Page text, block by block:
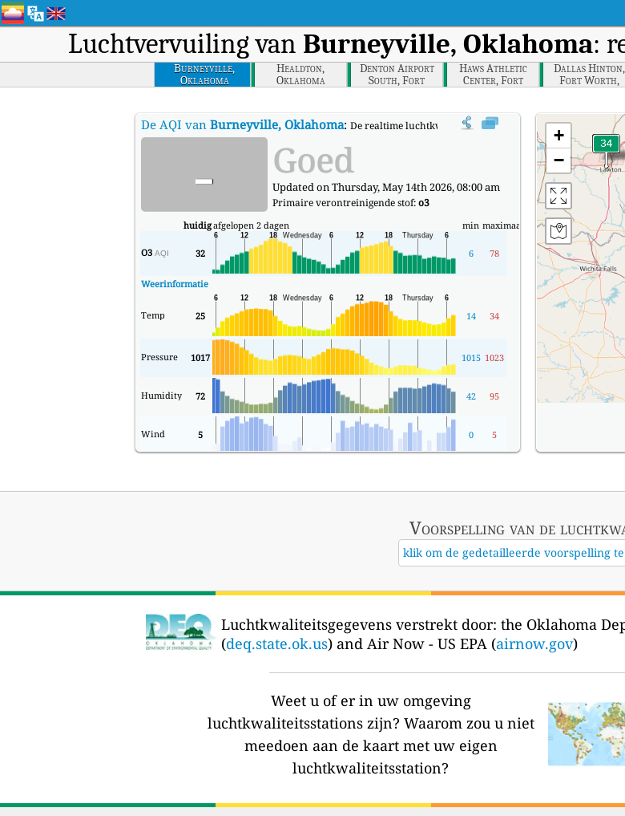
Luchtvervuiling van Burneyville, Oklahoma:
Burneyville,
Oklahoma
Healdton,
Oklahoma
Denton Airport
South, Fort
Worth, Dallas,
Haws Athletic
Center, Fort
Worth, Dallas,
Dallas Hinton,
Fort Worth,
Dallas, Texas
De AQI van Burneyville, Oklahoma: De realtime luchtkwaliteitsindex (AQI) van Burneyville,
- Goed
Updated on Thursday, May 14th 2026, 08:00 am
Primaire verontreinigende stof:o3
huidigafgelopen 2 dagen min maximaal
O3 AQI 32 6 78
Weerinformatie
Temp 25 14 34
Pressure 1017 1015 1023
Humidity 72 42 95
Wind 5 0 5
+
−
Voorspelling van de
klik om de gedetailleerde voorspelling
Luchtkwaliteitsgegevens verstrekt door: the Oklahoma
(deq.state.ok.us) and Air Now - US EPA (airnow.gov)
Weet u of er in uw omgeving
luchtkwaliteitsstations zijn? Waarom zou u niet
meedoen aan de kaart met uw eigen
luchtkwaliteitsstation?